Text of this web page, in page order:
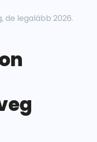
de legalább 2026.